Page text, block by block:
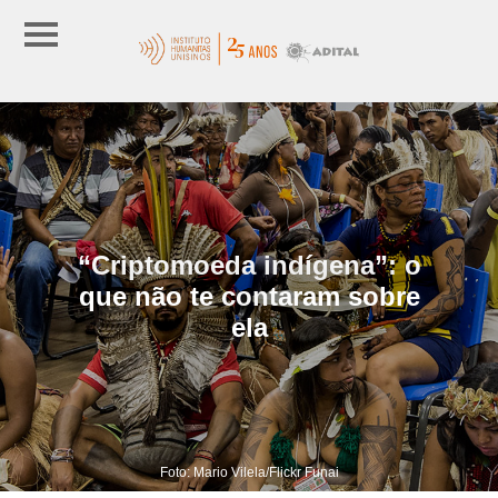
“Criptomoeda indígena”: o
que não te contaram sobre
ela
Foto: Mario Vilela/Flickr Funai